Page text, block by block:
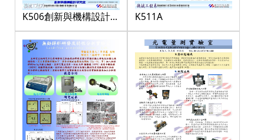
K506創新與機構設計研
究室-2
K511A